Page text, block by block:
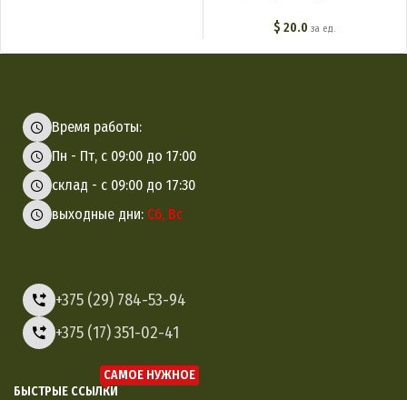
$ 20.0 за ед.
Время работы:
Пн - Пт, с 09:00 до 17:00
склад - с 09:00 до 17:30
выходные дни: Сб, Вс
+375 (29) 784-53-94
+375 (17) 351-02-41
БЫСТРЫЕ ССЫЛКИ
САМОЕ НУЖНОЕ